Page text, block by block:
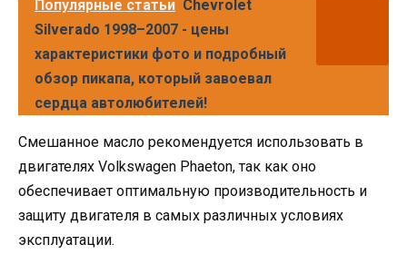
Популярные статьи Chevrolet
Silverado 1998–2007 - цены
характеристики фото и подробный
обзор пикапа, который завоевал
сердца автолюбителей!
Смешанное масло рекомендуется использовать в
двигателях Volkswagen Phaeton, так как оно
обеспечивает оптимальную производительность и
защиту двигателя в самых различных условиях
эксплуатации.